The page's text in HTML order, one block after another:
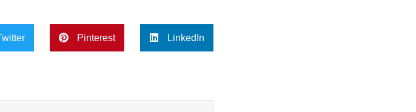
Pinterest LinkedIn